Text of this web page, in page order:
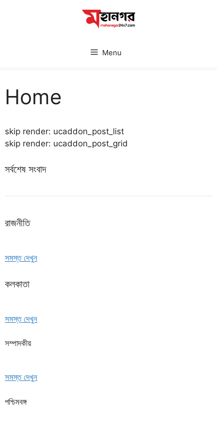
Menu
Home
skip render: ucaddon_post_list
skip render: ucaddon_post_grid
সর্বশেষ সংবাদ
রাজনীতি
সমস্ত দেখুন
কলকাতা
সমস্ত দেখুন
সম্পাদকীয়
সমস্ত দেখুন
পশ্চিমবঙ্গ